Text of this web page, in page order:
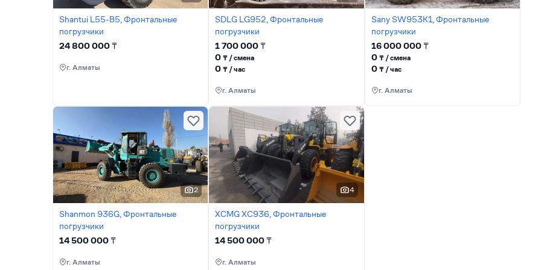
Shantui L55-B5, Фронтальные
погрузчики
24 800 000₸
г. Алматы
SDLG LG952, Фронтальные
погрузчики
1 700 000₸
0₸ / сменa
0₸ / час
г. Алматы
Sany SW953K1, Фронтальные
погрузчики
16 000 000₸
0 ₸ / сменa
0 ₸ / час
г. Алматы
2
Shanmon 936G, Фронтальные
погрузчики
14 500 000₸
г. Алматы
4
XCMG XC936, Фронтальные
погрузчики
14 500 000₸
г. Алматы